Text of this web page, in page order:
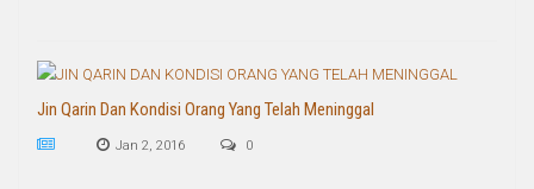
Jin Qarin Dan Kondisi Orang Yang Telah Meninggal
Jan 2, 2016 0